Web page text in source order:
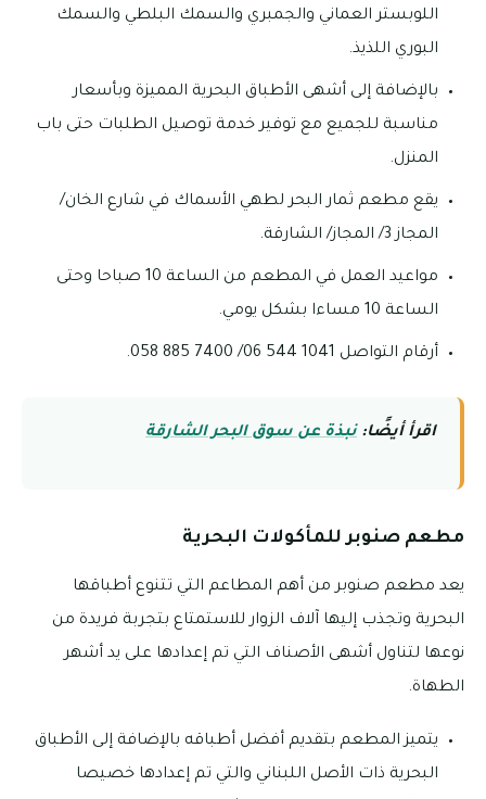
اللوبستر العماني والجمبري والسمك البلطي والسمك
البوري اللذيذ.
بالإضافة إلى أشهى الأطباق البحرية المميزة وبأسعار
مناسبة للجميع مع توفير خدمة توصيل الطلبات حتى باب
المنزل.
يقع مطعم ثمار البحر لطهي الأسماك في شارع الخان/
المجاز 3/ المجاز/ الشارقة.
مواعيد العمل في المطعم من الساعة 10 صباحا وحتى
الساعة 10 مساءا بشكل يومي.
أرقام التواصل 1041 544 06/ 7400 885 058.
اقرأ أيضًا: نبذة عن سوق البحر الشارقة
مطعم صنوبر للمأكولات البحرية
يعد مطعم صنوبر من أهم المطاعم التي تتنوع أطباقها
البحرية وتجذب إليها آلاف الزوار للاستمتاع بتجربة فريدة من
نوعها لتناول أشهى الأصناف التي تم إعدادها على يد أشهر
الطهاة.
يتميز المطعم بتقديم أفضل أطباقه بالإضافة إلى الأطباق
البحرية ذات الأصل اللبناني والتي تم إعدادها خصيصا